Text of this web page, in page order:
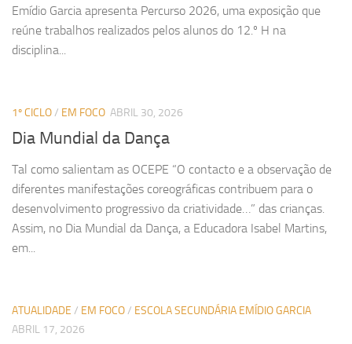
Emídio Garcia apresenta Percurso 2026, uma exposição que
reúne trabalhos realizados pelos alunos do 12.º H na
disciplina...
1º CICLO/ EM FOCO ABRIL 30, 2026
Dia Mundial da Dança
Tal como salientam as OCEPE “O contacto e a observação de
diferentes manifestações coreográficas contribuem para o
desenvolvimento progressivo da criatividade…” das crianças.
Assim, no Dia Mundial da Dança, a Educadora Isabel Martins,
em...
ATUALIDADE / EM FOCO/ ESCOLA SECUNDÁRIA EMÍDIO GARCIA
ABRIL 17, 2026